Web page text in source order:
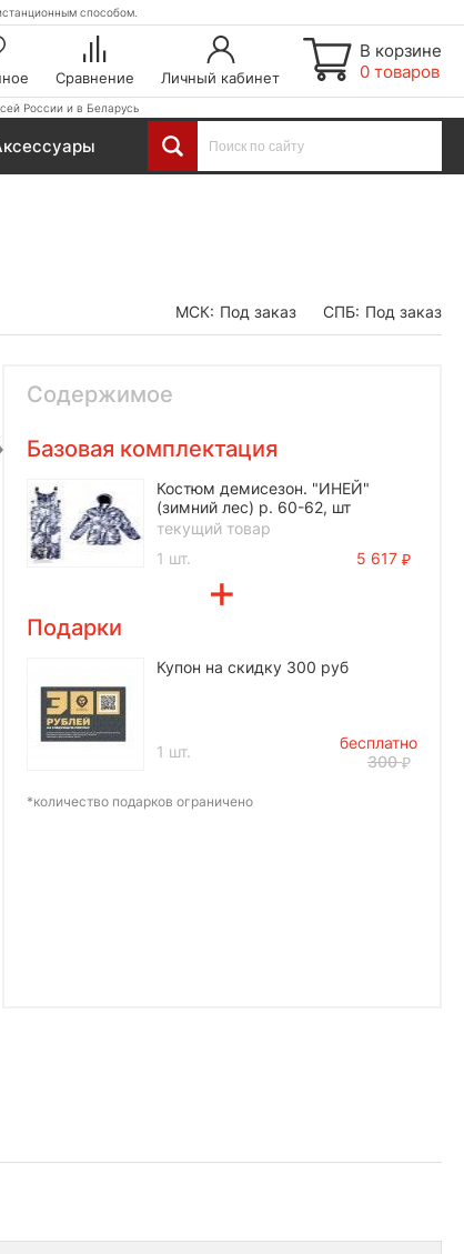
способом.
Сравнение Личный кабинет
В корзине
0 товаров
России и в Беларусь
МСК: Под заказ СПБ: Под заказ
Содержимое
Базовая комплектация
Костюм демисезон. "ИНЕЙ"
(зимний лес) р. 60-62, шт
текущий товар
1 шт.
5 617
Подарки
Купон на скидку 300 руб
1 шт.
бесплатно
300
*количество подарков ограничено